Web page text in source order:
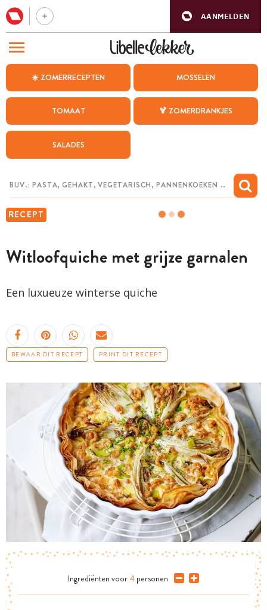
AANMELDEN
☀️ ZOMERRECEPTEN MOSSELEN
TOMAAT 🍹 ZOMERDRANKJES
SALADES
RECEPT
Witloofquiche met grijze garnalen
Een luxueuze winterse quiche
BEWAAR DIT RECEPT PRINT DIT RECEPT
Ingrediënten voor 4 personen
BEZOEK ONZE ANDERE WEBSITES
WEEKMENU
CHAT MET MAIA
MIJN BEWAARDE RECEPTEN